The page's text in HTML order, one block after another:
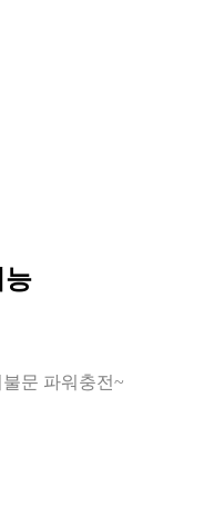
능
문 파워충전~